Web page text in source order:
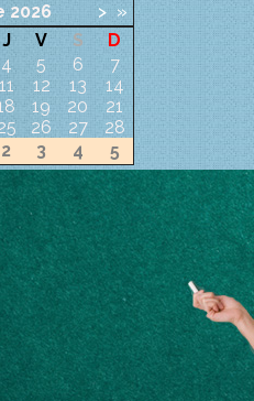
2026 > »
J V S
D
4 5 6
7
11 12 13
14
19 20
21
26 27
28
2 3 4 5